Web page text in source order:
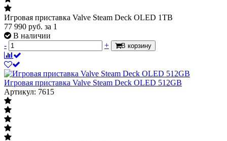
Игровая приставка Valve Steam Deck OLED 1TB
77 990 руб. за 1
В наличии
-
+ В корзину
Игровая приставка Valve Steam Deck OLED 512GB
Артикул: 7615